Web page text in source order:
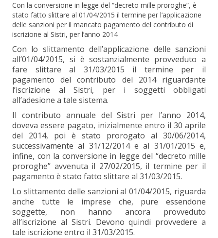
Con la conversione in legge del “decreto mille proroghe”, è
stato fatto slittare al 01/04/2015 il termine per l’applicazione
delle sanzioni per il mancato pagamento del contributo di
iscrizione al Sistri, per l’anno 2014
Con lo slittamento dell’applicazione delle sanzioni
all’01/04/2015, si è sostanzialmente provveduto a
fare slittare al 31/03/2015 il termine per il
pagamento del contributo del 2014 riguardante
l’iscrizione al Sistri, per i soggetti obbligati
all’adesione a tale sistema.
Il contributo annuale del Sistri per l’anno 2014,
doveva essere pagato, inizialmente entro il 30 aprile
del 2014, poi è stato prorogato al 30/06/2014,
successivamente al 31/12/2014 e al 31/01/2015 e,
infine, con la conversione in legge del “decreto mille
proroghe” avvenuta il 27/02/2015, il termine per il
pagamento è stato fatto slittare al 31/03/2015.
Lo slittamento delle sanzioni al 01/04/2015, riguarda
anche tutte le imprese che, pure essendone
soggette, non hanno ancora provveduto
all’iscrizione al Sistri. Devono quindi provvedere a
tale iscrizione entro il 31/03/2015.